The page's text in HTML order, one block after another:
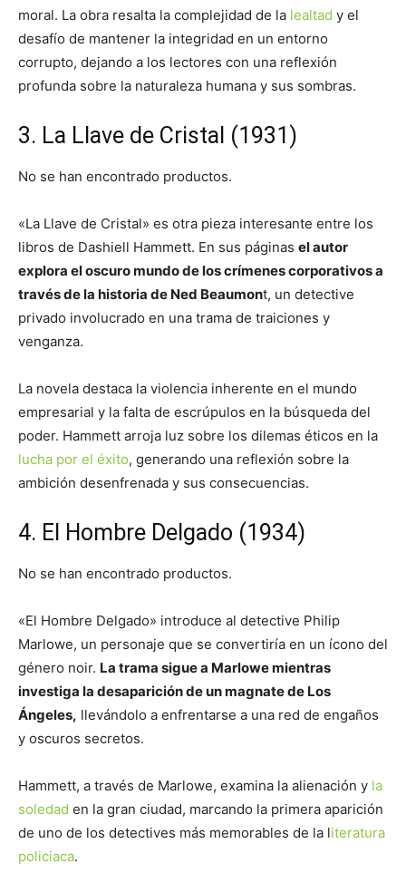
moral. La obra resalta la complejidad de la lealtad y el
desafío de mantener la integridad en un entorno
corrupto, dejando a los lectores con una reflexión
profunda sobre la naturaleza humana y sus sombras.
3. La Llave de Cristal (1931)
No se han encontrado productos.
«La Llave de Cristal» es otra pieza interesante entre los
libros de Dashiell Hammett. En sus páginas el autor
explora el oscuro mundo de los crímenes corporativos a
través de la historia de Ned Beaumont, un detective
privado involucrado en una trama de traiciones y
venganza.
La novela destaca la violencia inherente en el mundo
empresarial y la falta de escrúpulos en la búsqueda del
poder. Hammett arroja luz sobre los dilemas éticos en la
lucha por el éxito, generando una reflexión sobre la
ambición desenfrenada y sus consecuencias.
4. El Hombre Delgado (1934)
No se han encontrado productos.
«El Hombre Delgado» introduce al detective Philip
Marlowe, un personaje que se convertiría en un ícono del
género noir. La trama sigue a Marlowe mientras
investiga la desaparición de un magnate de Los
Ángeles, llevándolo a enfrentarse a una red de engaños
y oscuros secretos.
Hammett, a través de Marlowe, examina la alienación y la
soledad en la gran ciudad, marcando la primera aparición
de uno de los detectives más memorables de la literatura
policiaca.